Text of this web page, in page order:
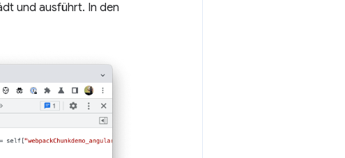
und ausführt. In den